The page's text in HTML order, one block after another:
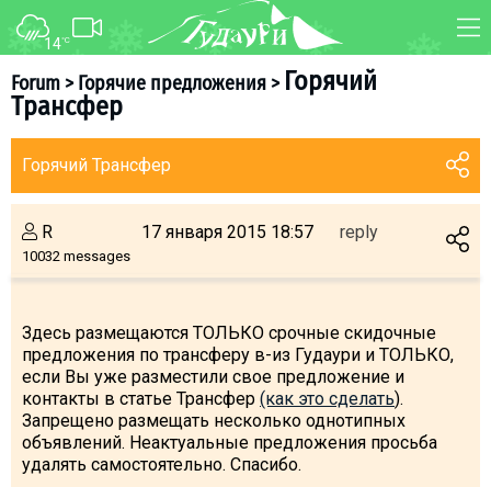
14°C
Forum>Горячие предложения> Горячий
Трансфер
Горячий Трансфер
R
10032 messages
17 января 2015 18:57 reply
Здесь размещаются ТОЛЬКО срочные скидочные
предложения по трансферу в-из Гудаури и ТОЛЬКО,
если Вы уже разместили свое предложение и
контакты в статье Трансфер (как это сделать).
Запрещено размещать несколько однотипных
объявлений. Неактуальные предложения просьба
удалять самостоятельно. Спасибо.
FORUM MAP
About ski resort
Piste map
Ski instructors
Ski rent
Kids in Gudauri
Après-ski
Events schedule
Join telegram
Gudauri
INFO